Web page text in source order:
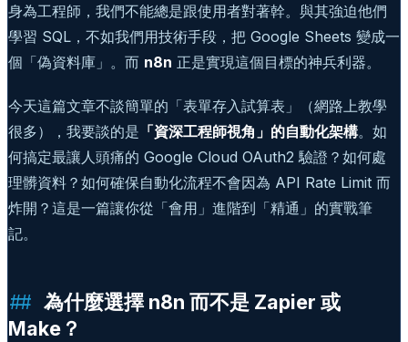
身為工程師，我們不能總是跟使用者對著幹。與其強迫他們
學習 SQL，不如我們用技術手段，把 Google Sheets 變成一
個「偽資料庫」。而 n8n 正是實現這個目標的神兵利器。
今天這篇文章不談簡單的「表單存入試算表」（網路上教學
很多），我要談的是 「資深工程師視角」的自動化架構。如
何搞定最讓人頭痛的 Google Cloud OAuth2 驗證？如何處
理髒資料？如何確保自動化流程不會因為 API Rate Limit 而
炸開？這是一篇讓你從「會用」進階到「精通」的實戰筆
記。
為什麼選擇 n8n 而不是 Zapier 或
Make？